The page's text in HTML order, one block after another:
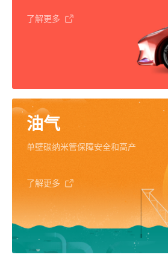
了解更多
油气
单壁碳纳米管保障安全和高产
了解更多